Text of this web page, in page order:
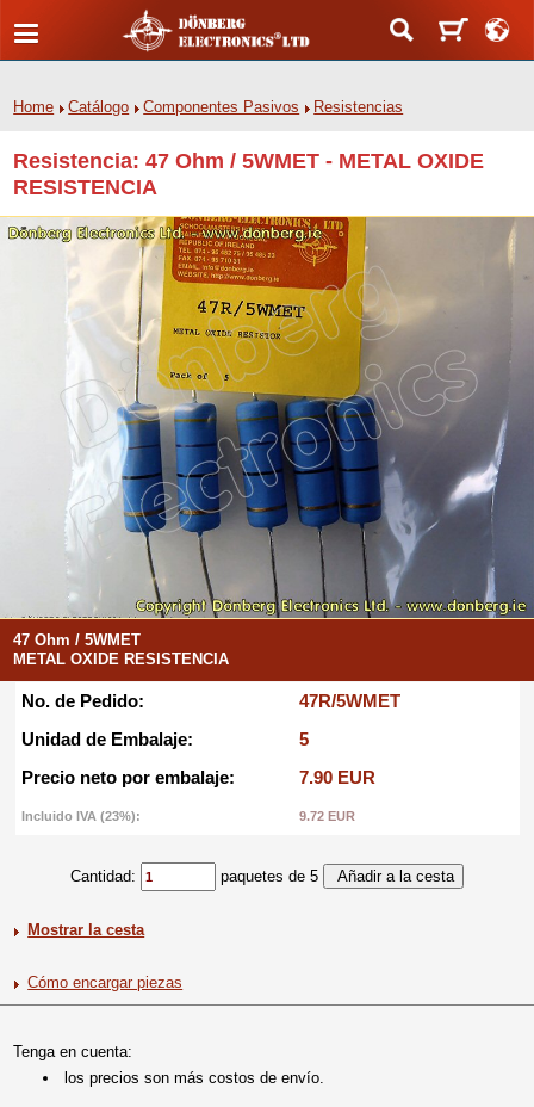
Home Catálogo Componentes Pasivos Resistencias
Resistencia: 47 Ohm / 5WMET - METAL OXIDE
RESISTENCIA
47 Ohm / 5WMET
METAL OXIDE RESISTENCIA
No. de Pedido:
47R/5WMET
Unidad de Embalaje:
5
Precio neto por embalaje:
7.90 EUR
Incluido IVA (23%): 9.72 EUR
Cantidad: paquetes de 5
Mostrar la cesta
Cómo encargar piezas
Tenga en cuenta:
los precios son más costos de envío.